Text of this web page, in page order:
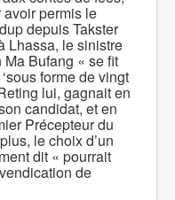
avoir permis le
depuis Takster
Lhassa, le sinistre
Bufang « se fit
forme de vingt
lui, gagnait en
candidat, et en
Précepteur du
le choix d’un
dit « pourrait
de